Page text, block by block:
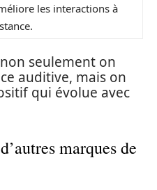
les interactions à
seulement on
auditive, mais on
qui évolue avec
marques de